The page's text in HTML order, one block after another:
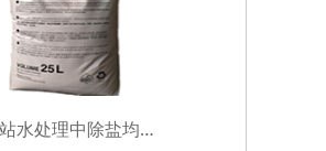
核电站水处理中除盐均粒混床树脂